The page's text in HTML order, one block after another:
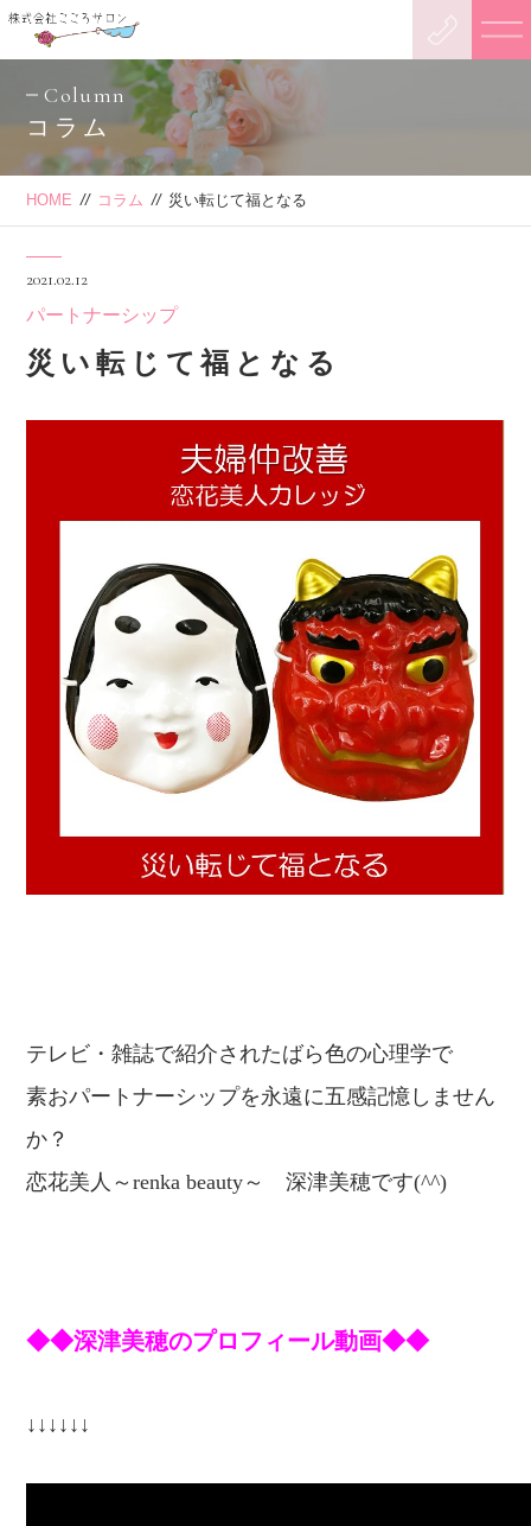
Column
コラム
HOME // コラム // 災い転じて福となる
2021.02.12
パートナーシップ
災い転じて福となる
テレビ・雑誌で紹介されたばら色の心理学で
素おパートナーシップを永遠に五感記憶しません
か？
恋花美人～renka beauty～深津美穂です(^^)
◆◆深津美穂のプロフィール動画◆◆
↓↓↓↓↓↓